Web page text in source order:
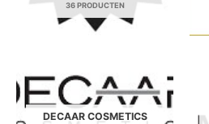
36 PRODUCTEN
DECAAR COSMETICS